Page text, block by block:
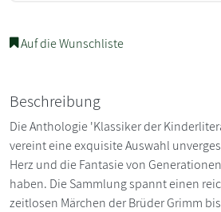
Auf die Wunschliste
Beschreibung
Die Anthologie 'Klassiker der
vereint eine exquisite Auswahl
Herz und die Fantasie von
haben. Die Sammlung spannt einen
zeitlosen Märchen der Brüder Grimm